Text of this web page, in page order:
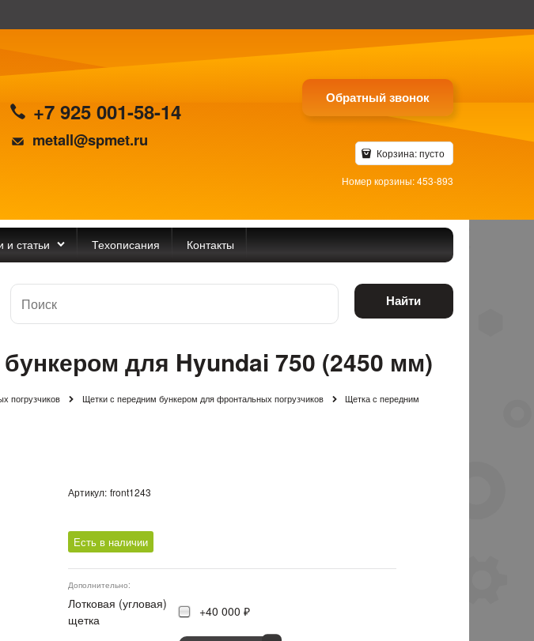
+7 925 001-58-14
metall@spmet.ru
Обратный звонок
Корзина:пусто
Номер корзины: 453-893
и статьи Техописания Контакты
Найти
для Hyundai 750 (2450 мм)
погрузчиков Щетки с передним бункером для фронтальных погрузчиков
Щетка с передним
Артикул: front1243
Есть в наличии
Дополнительно:
Лотковая (угловая)
щетка
+40 000 ₽